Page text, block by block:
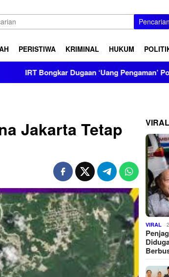
Pencarian
PERISTIWA KRIMINAL HUKUM
Dugaan ‘Uang Pengaman’ Polisi, Setor
Jakarta Tetap
VIRAL
VIRAL